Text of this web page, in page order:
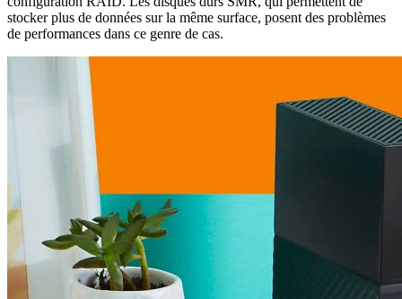
stocker plus de données sur la même surface, posent des problèmes
de performances dans ce genre de cas.